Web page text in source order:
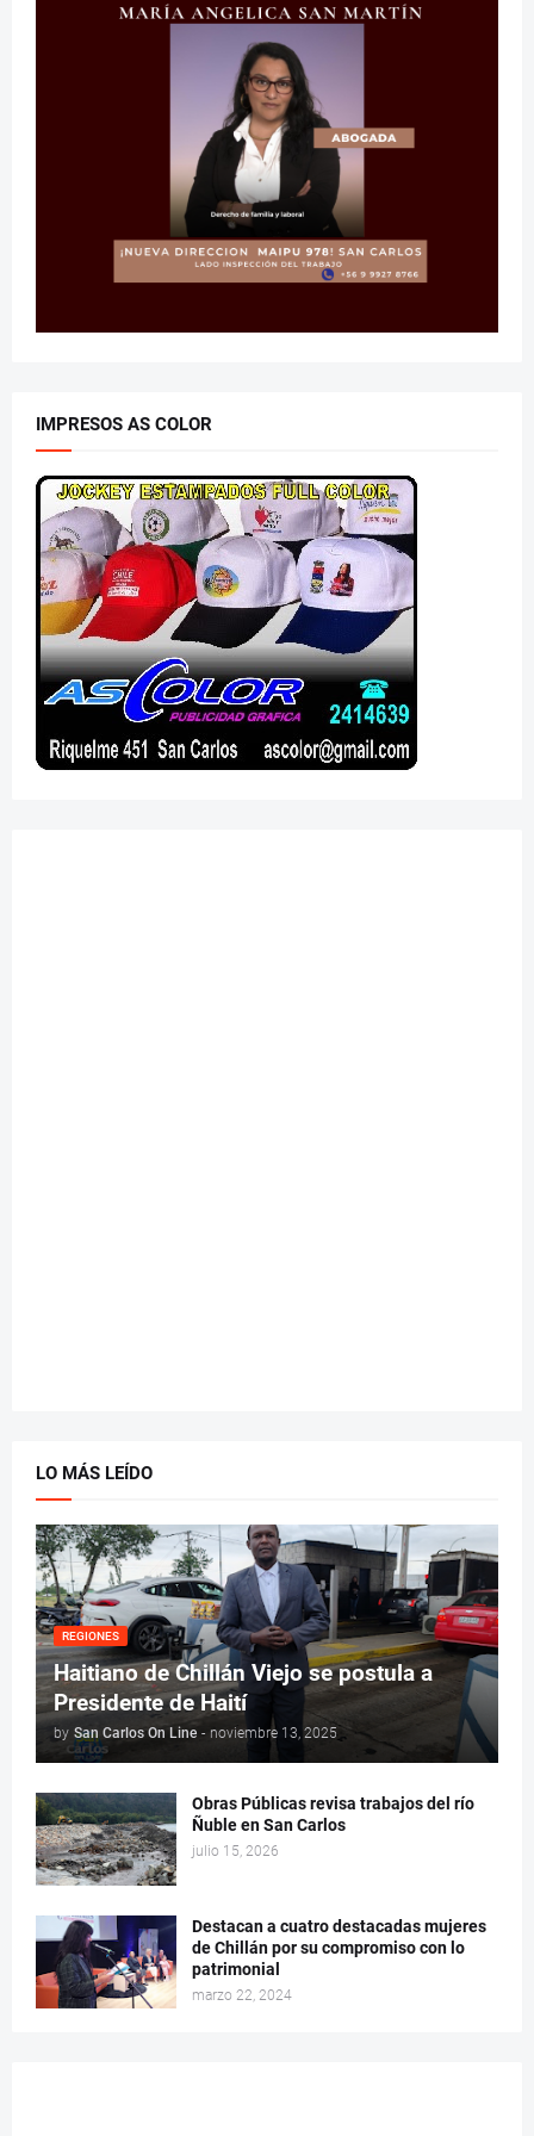
IMPRESOS AS COLOR
LO MÁS LEÍDO
REGIONES
Haitiano de Chillán Viejo se postula a
Presidente de Haití
by San Carlos On Line - noviembre 13, 2025
Obras Públicas revisa trabajos del río
Ñuble en San Carlos
julio 15, 2026
Destacan a cuatro destacadas mujeres
de Chillán por su compromiso con lo
patrimonial
marzo 22, 2024